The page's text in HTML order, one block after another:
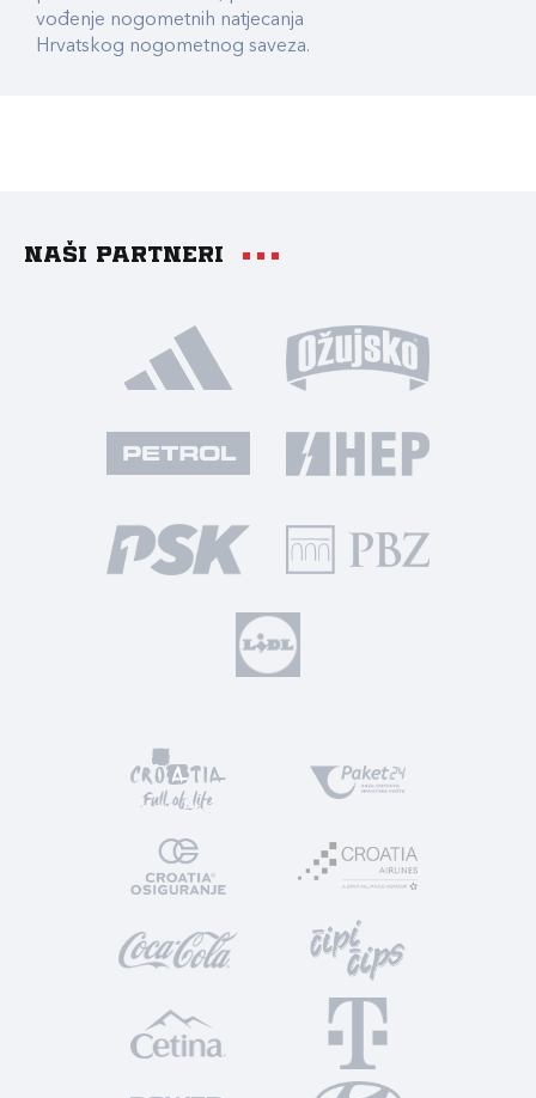
vođenje nogometnih natjecanja
Hrvatskog nogometnog saveza.
Naši partneri